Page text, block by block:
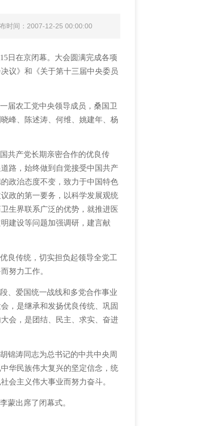
时间：2007-12-25 00:00:00
在京闭幕。大会圆满完成各项
议》和《关于第十三届中央委员
农工党中央领导成员，桑国卫
峰、陈述涛、何维、姚建年、杨
产党长期亲密合作的优良传
路，始终做到自觉接受中国共产
政治态度不变，致力于中国特色
政的第一要务，以科学发展观统
生界联系广泛的优势，就推进医
建设等问题加强调研，建言献
传统，切实担负起领导全党工
努力工作。
爱国统一战线和多党合作事业
，是继承和发扬优良传统、巩固
会，是团结、民主、求实、奋进
涛同志为总书记的中共中央周
华民族伟大复兴的坚定信念，统
会主义伟大事业而努力奋斗。
出席了闭幕式。